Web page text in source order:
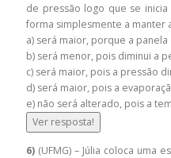
de pressão logo que se
forma simplesmente a manter
a) será maior, porque a panela
b) será menor, pois diminui a
c) será maior, pois a pressão
d) será maior, pois a
e) não será alterado, pois a
Ver resposta!
6) (UFMG) – Júlia coloca uma